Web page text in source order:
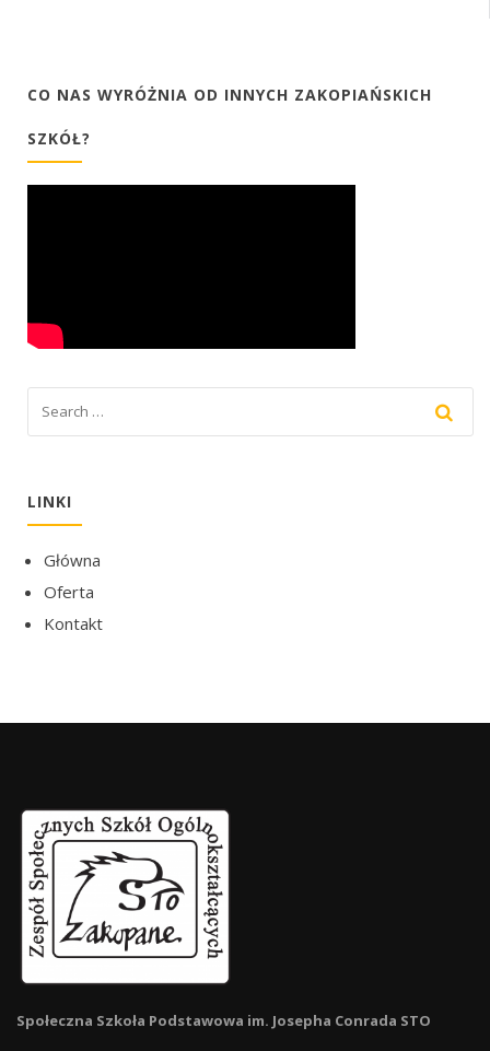
CO NAS WYRÓŻNIA OD INNYCH ZAKOPIAŃSKICH
SZKÓŁ?
LINKI
Główna
Oferta
Kontakt
Społeczna Szkoła Podstawowa im. Josepha Conrada STO